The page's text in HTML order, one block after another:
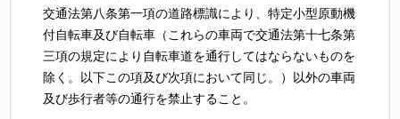
交通法第八条第一項の道路標識により、特定小型原動機
付自転車及び自転車（これらの車両で交通法第十七条第
三項の規定により自転車道を通行してはならないものを
除く。以下この項及び次項において同じ。）以外の車両
及び歩行者等の通行を禁止すること。